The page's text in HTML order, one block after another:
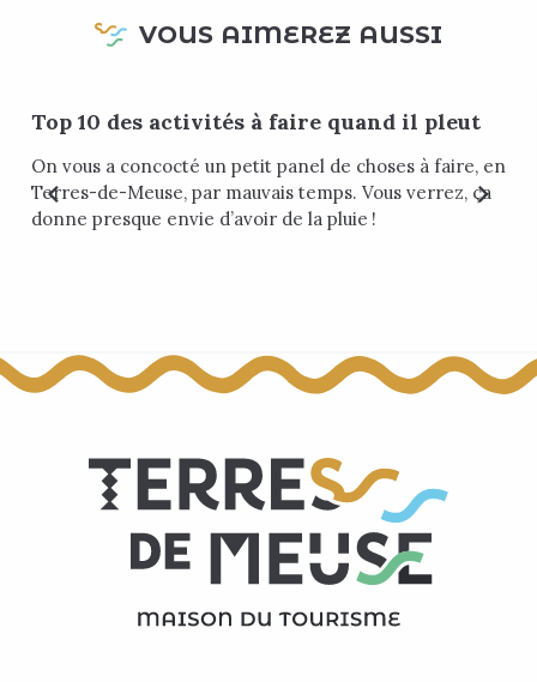
VOUS AIMEREZ AUSSI
Top 10 des activités à faire quand il pleut
On vous a concocté un petit panel de choses à faire, en
Terres-de-Meuse, par mauvais temps. Vous verrez, ça
donne presque envie d’avoir de la pluie !